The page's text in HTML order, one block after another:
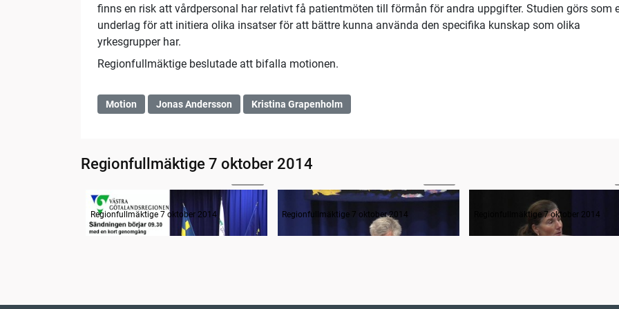
finns en risk att vårdpersonal har relativt få patientmöten till förmån för andra uppgifter. Studien görs som
underlag för att initiera olika insatser för att bättre kunna använda den specifika kunskap som olika
yrkesgrupper har.
Regionfullmäktige beslutade att bifalla motionen.
Motion Jonas Andersson Kristina Grapenholm
Regionfullmäktige 7 oktober 2014
Radion informerar
Regionfullmäktige 7 oktober 2014
Sammanträdets öppnande
Regionfullmäktige 7 oktober 2014
Frågestund
Regionfullmäktige 7 oktober 2014